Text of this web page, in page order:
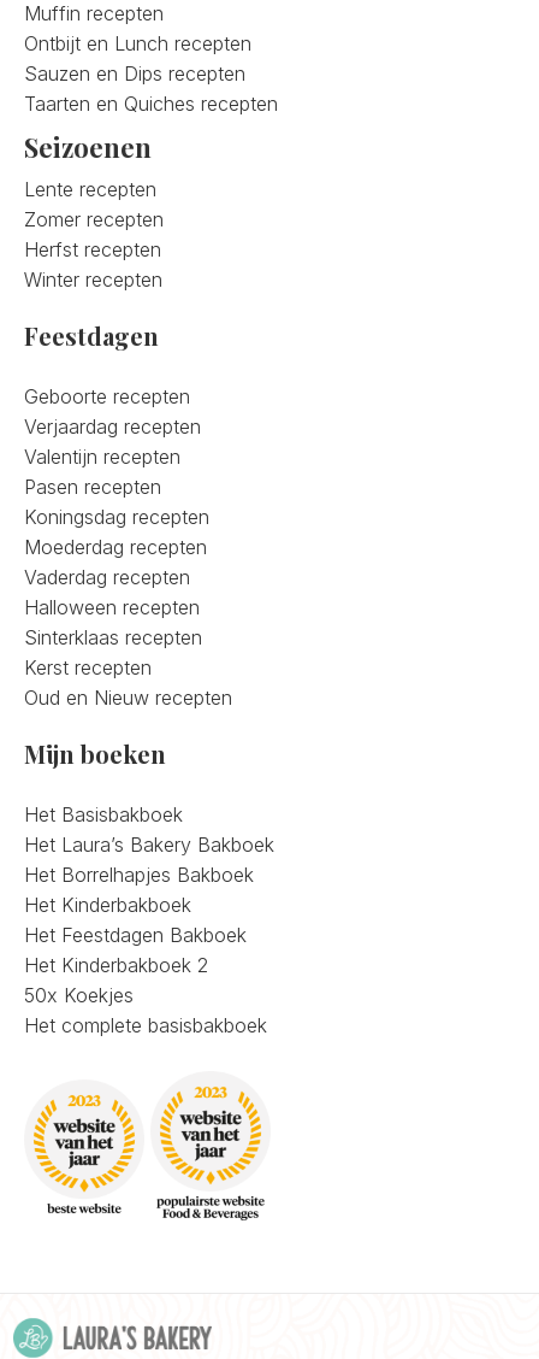
Muffin recepten
Ontbijt en Lunch recepten
Sauzen en Dips recepten
Taarten en Quiches recepten
Seizoenen
Lente recepten
Zomer recepten
Herfst recepten
Winter recepten
Feestdagen
Geboorte recepten
Verjaardag recepten
Valentijn recepten
Pasen recepten
Koningsdag recepten
Moederdag recepten
Vaderdag recepten
Halloween recepten
Sinterklaas recepten
Kerst recepten
Oud en Nieuw recepten
Mijn boeken
Het Basisbakboek
Het Laura’s Bakery Bakboek
Het Borrelhapjes Bakboek
Het Kinderbakboek
Het Feestdagen Bakboek
Het Kinderbakboek 2
50x Koekjes
Het complete basisbakboek